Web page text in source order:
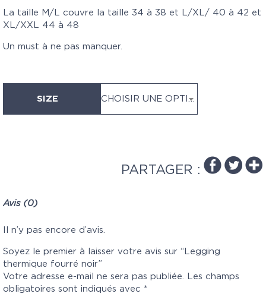
La taille M/L couvre la taille 34 à 38 et L/XL/ 40 à 42 et
XL/XXL 44 à 48
Un must à ne pas manquer.
SIZE CHOISIR UNE OPTION
PARTAGER :
Avis (0)
Il n’y pas encore d’avis.
Soyez le premier à laisser votre avis sur “Legging
thermique fourré noir”
Votre adresse e-mail ne sera pas publiée. Les champs
obligatoires sont indiqués avec *